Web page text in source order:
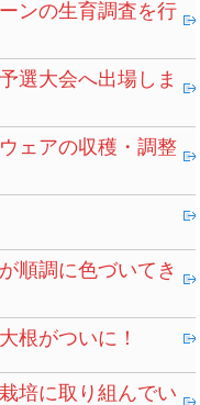
ンの生育調査を行
選大会へ出場しま
ェアの収穫・調整
順調に色づいてき
根がついに！
培に取り組んでい